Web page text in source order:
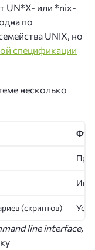
UN*X- или *nix-
по
UNIX, но
спецификации
несколько
(скриптов)
line interface,